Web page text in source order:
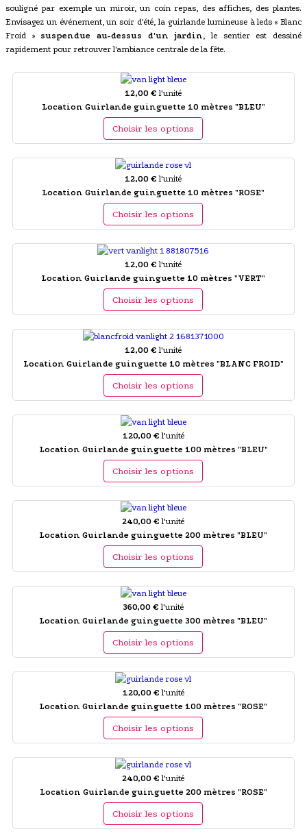
souligné par exemple un miroir, un coin repas, des affiches, des plantes.
Envisagez un événement, un soir d'été, la guirlande lumineuse à leds « Blanc
Froid » suspendue au-dessus d'un jardin, le sentier est dessiné
rapidement pour retrouver l'ambiance centrale de la fête.
12,00 € l'unité
Location Guirlande guinguette 10 mètres "BLEU"
Choisir les options
12,00 € l'unité
Location Guirlande guinguette 10 mètres "ROSE"
Choisir les options
12,00 € l'unité
Location Guirlande guinguette 10 mètres "VERT"
Choisir les options
12,00 € l'unité
Location Guirlande guinguette 10 mètres "BLANC FROID"
Choisir les options
120,00 € l'unité
Location Guirlande guinguette 100 mètres "BLEU"
Choisir les options
240,00 € l'unité
Location Guirlande guinguette 200 mètres "BLEU"
Choisir les options
360,00 € l'unité
Location Guirlande guinguette 300 mètres "BLEU"
Choisir les options
120,00 € l'unité
Location Guirlande guinguette 100 mètres "ROSE"
Choisir les options
240,00 € l'unité
Location Guirlande guinguette 200 mètres "ROSE"
Choisir les options